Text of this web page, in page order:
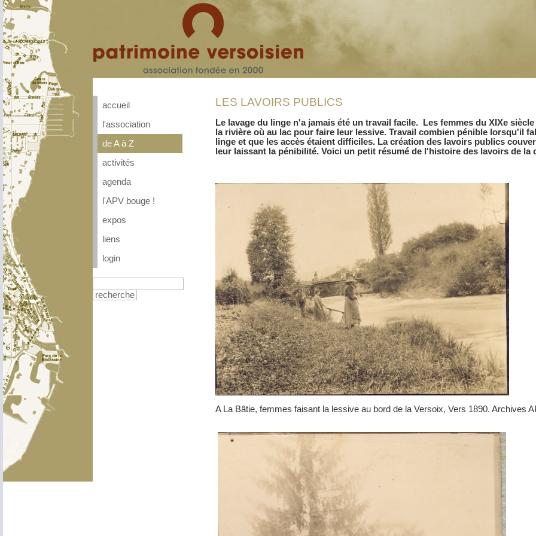
accueil
l'association
de A à Z
activités
agenda
l'APV bouge !
expos
liens
login
recherche
LES LAVOIRS PUBLICS
Le lavage du linge n'a jamais été un travail facile.
Les femmes du XIXe
la rivière où au lac pour faire leur lessive. Travail combien pénible lorsqu'il
linge et que les accès étaient difficiles. La création des lavoirs publics
leur laissant la pénibilité. Voici un petit résumé de l'histoire des lavoirs de la
A La Bâtie, femmes faisant la lessive au bord de la Versoix, Vers 1890. Archives